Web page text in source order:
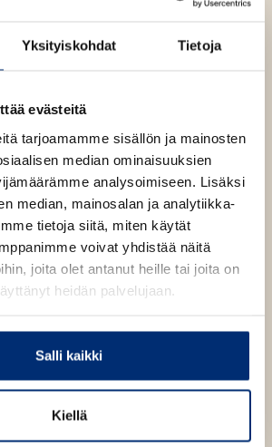
Yksityiskohdat Tietoja
evästeitä
tarjoamamme sisällön ja mainosten
median ominaisuuksien
analysoimiseen. Lisäksi
median, mainosalan ja analytiikka-
tietoja siitä, miten käytät
voivat yhdistää näitä
joita olet antanut heille tai joita on
heidän palvelujaan.
Salli kaikki
Kiellä